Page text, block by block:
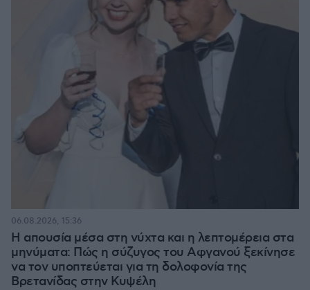
Η απουσία μέσα στη νύχτα και η λεπτομέρεια στα
μηνύματα: Πώς η σύζυγος του Αφγανού ξεκίνησε
να τον υποπτεύεται για τη δολοφονία της
Βρετανίδας στην Κυψέλη
06.08.2026, 15:36